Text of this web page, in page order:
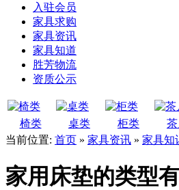
入驻会员
家具求购
家具资讯
家具知道
胜芳物流
资质公示
椅类 桌类 柜类
当前位置: 首页 » 家具资讯 » 家具知
家用床垫的类型